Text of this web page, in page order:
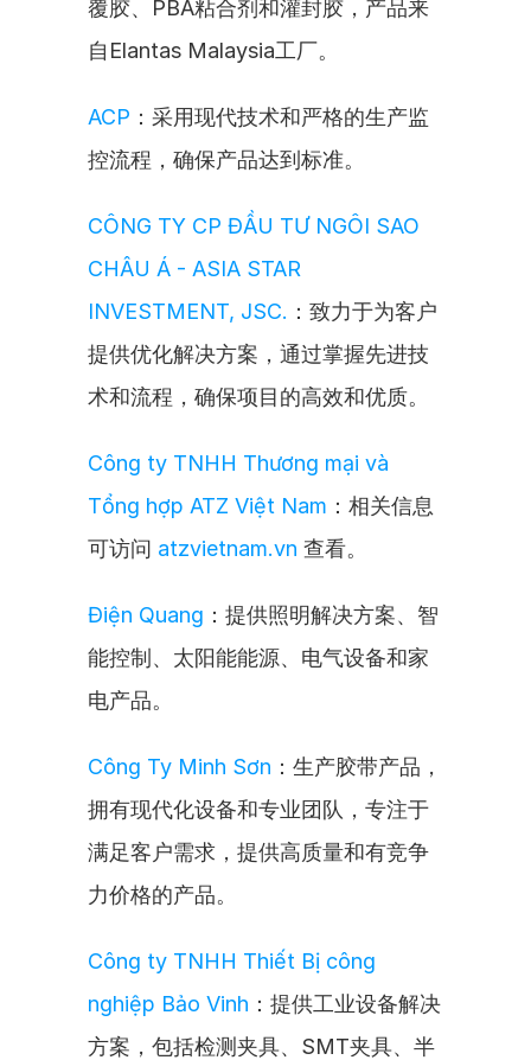
覆胶、PBA粘合剂和灌封胶，产品来
自Elantas Malaysia工厂。
ACP ：采用现代技术和严格的生产监
控流程，确保产品达到标准。
CÔNG TY CP ĐẦU TƯ NGÔI SAO
CHÂU Á - ASIA STAR
INVESTMENT, JSC. ：致力于为客户
提供优化解决方案，通过掌握先进技
术和流程，确保项目的高效和优质。
Công ty TNHH Thương mại và
Tổng hợp ATZ Việt Nam ：相关信息
可访问 atzvietnam.vn 查看。
Điện Quang ：提供照明解决方案、智
能控制、太阳能能源、电气设备和家
电产品。
Công Ty Minh Sơn ：生产胶带产品，
拥有现代化设备和专业团队，专注于
满足客户需求，提供高质量和有竞争
力价格的产品。
Công ty TNHH Thiết Bị công
nghiệp Bảo Vinh ：提供工业设备解决
方案，包括检测夹具、SMT夹具、半